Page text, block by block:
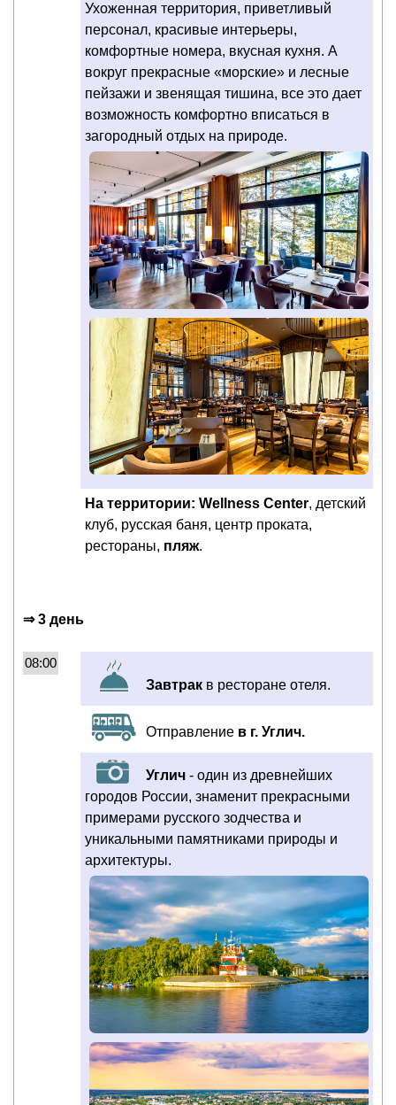
Ухоженная территория, приветливый
персонал, красивые интерьеры,
комфортные номера, вкусная кухня. А
вокруг прекрасные «морские» и лесные
пейзажи и звенящая тишина, все это дает
возможность комфортно вписаться в
загородный отдых на природе.
На территории: Wellness Center, детский
клуб, русская баня, центр проката,
рестораны, пляж.
⇒ 3 день
08:00
Завтрак в ресторане отеля.
Отправление в г. Углич.
Углич - один из древнейших
городов России, знаменит прекрасными
примерами русского зодчества и
уникальными памятниками природы и
архитектуры.